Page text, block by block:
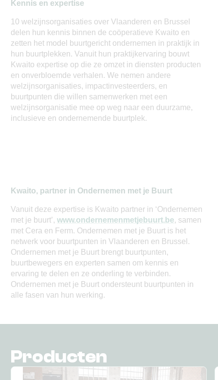
Kennis en expertise
10 welzijnsorganisaties over Vlaanderen en Brussel
delen hun kennis binnen de coöperatieve Kwaito en
zetten het model buurtgericht ondernemen in praktijk in
hun buurtplekken. Vanuit hun praktijkervaring bouwt
Kwaito expertise op die ze omzet in diensten producten
en onverbloemde verhalen. We nemen andere
welzijnsorganisaties, impactinvesteerders, en
buurtpunten die willen samenwerken met een
welzijnsorganisatie mee op weg naar een duurzame,
inclusieve en ondernemende buurtplek.
Kwaito, partner in Ondernemen met je Buurt
Vanuit deze expertise is Kwaito partner in ‘Ondernemen
met je buurt’,www.ondernemenmetjebuurt.be, samen
met Cera en Ferm. Ondernemen met je Buurt is het
netwerk voor buurtpunten in Vlaanderen en Brussel.
Ondernemen met je Buurt brengt buurtpunten,
buurtbewegers en experten samen om kennis en
ervaring te delen en ze onderling te verbinden.
Ondernemen met je Buurt ondersteunt buurtpunten in
alle fasen van hun werking.
Producten